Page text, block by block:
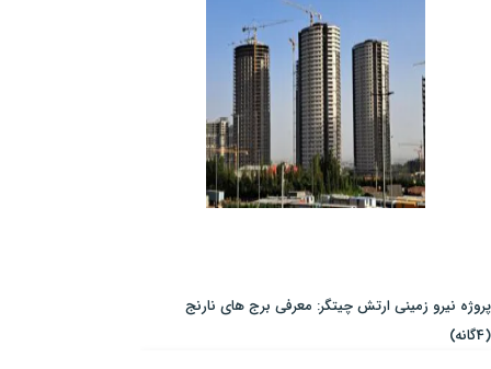
پروژه نیرو زمینی ارتش چیتگر: معرفی برج های نارنج
(4گانه)